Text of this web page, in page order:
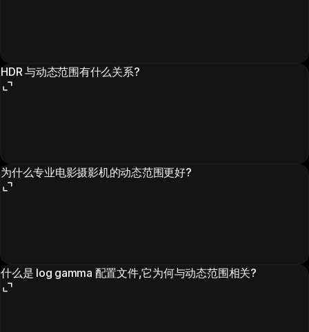
HDR 与动态范围有什么关系?
为什么专业电影摄影机的动态范围更好?
什么是 log gamma 配置文件,它为何与动态范围相关?